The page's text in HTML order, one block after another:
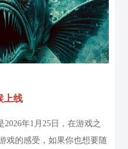
上线
年1月25日，在游戏之
戏的感受，如果你也想要随